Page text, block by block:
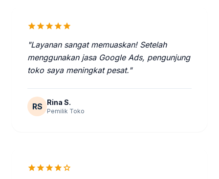
starstarstarstarstar
"Layanan sangat memuaskan! Setelah
menggunakan jasa Google Ads, pengunjung
toko saya meningkat pesat."
RS Rina S.
Pemilik Toko
starstarstarstarstar